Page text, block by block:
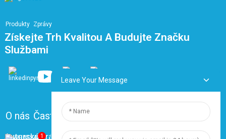
Produkty Zprávy
Získejte Trh Kvalitou A Budujte Značku
Službami
O nás Často kladené otázky
Autorská práva © 2024 Shanghai Dingzun Electric &
1
Leave Your Message